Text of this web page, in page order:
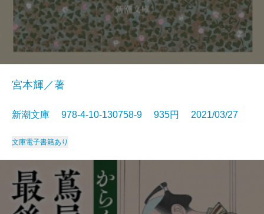
宮本輝／著
新潮文庫 978-4-10-130758-9 935円 2021/03/27
文庫電子書籍あり